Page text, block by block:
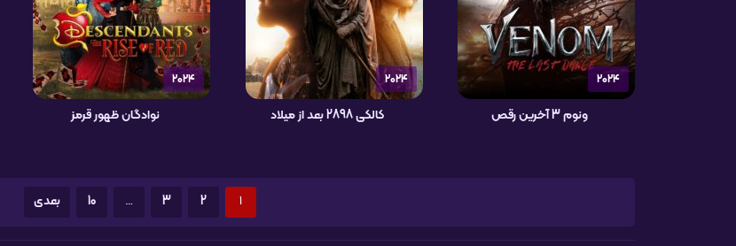
2024
ونوم 3 آخرین رقص
2024
کالکی 2898 بعد از میلاد
2024
نوادگان ظهور قرمز
1
2
3
…
10 بعدی